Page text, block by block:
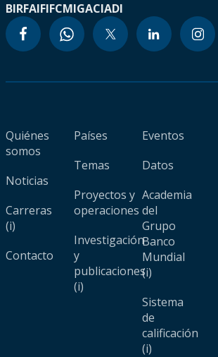
BIRFAIFIFCMIGACIADI
Quiénes
somos
Noticias
Carreras
(i)
Contacto
Países
Temas
Proyectos y
operaciones
Investigación
y
publicaciones
(i)
Eventos
Datos
Academia
del
Grupo
Banco
Mundial
(i)
Sistema
de
calificación
(i)